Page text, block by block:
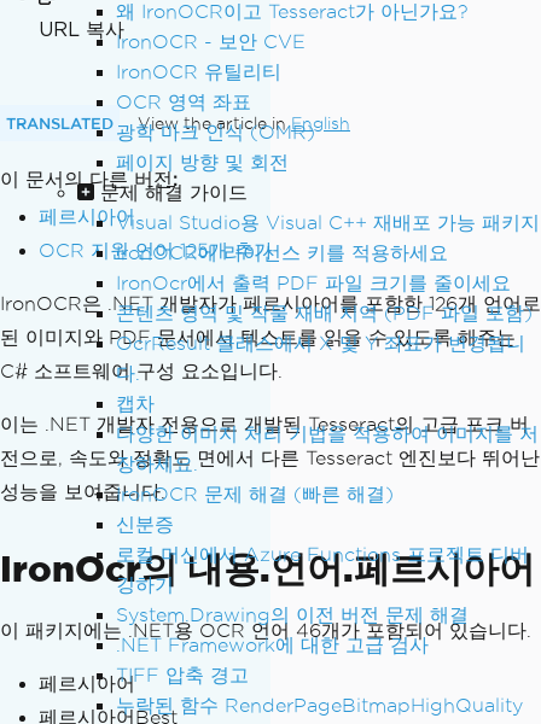
왜 IronOCR이고 Tesseract가 아닌가요?
IronOCR - 보안 CVE
IronOCR 유틸리티
OCR 영역 좌표
광학 마크 인식 (OMR)
페이지 방향 및 회전
문제 해결 가이드
Visual Studio용 Visual C++ 재배포 가능 패키지
IronOCR에 라이선스 키를 적용하세요
IronOcr에서 출력 PDF 파일 크기를 줄이세요
콘텐츠 영역 및 작물 재배 지역 (PDF 파일 포함)
OcrResult 클래스에서 X 및 Y 좌표가 변경됩니
다.
캡차
다양한 이미지 처리 기법을 적용하여 이미지를 저
장하세요.
IronOCR 문제 해결 (빠른 해결)
신분증
로컬 머신에서 Azure Functions 프로젝트 디버
깅하기
System.Drawing의 이전 버전 문제 해결
.NET Framework에 대한 고급 검사
TIFF 압축 경고
누락된 함수 RenderPageBitmapHighQuality
URL 복사
TRANSLATED View the article inEnglish
이 문서의 다른 버전:
페르시아어
OCR 지원 언어 125개 추가
IronOCR은 .NET 개발자가 페르시아어를 포함한 126개 언어로
된 이미지와 PDF 문서에서 텍스트를 읽을 수 있도록 해주는
C# 소프트웨어 구성 요소입니다.
이는 .NET 개발자 전용으로 개발된 Tesseract의 고급 포크 버
전으로, 속도와 정확도 면에서 다른 Tesseract 엔진보다 뛰어난
성능을 보여줍니다.
IronOcr의 내용.언어.페르시아어
이 패키지에는 .NET용 OCR 언어 46개가 포함되어 있습니다.
페르시아어
페르시아어Best